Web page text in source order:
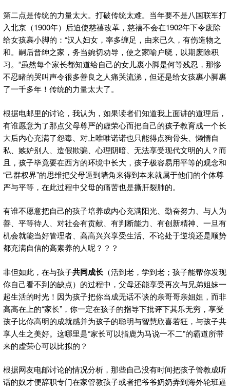
第二点是传统的力量太大。打破传统太难。当年要不是八国联军打
入北京（1900年）后迫使慈禧改革，慈禧不会在1902年下令废除
给女孩裹小脚的：“汉人妇女，率多缠足，由来已久，有伤造物之
和。嗣后晋绅之家，务当婉切劝导，使之家喻户晓，以期废除积
习。”虽然每个家长都知道给自己的女儿裹小脚是何等残忍，那惨
不忍睹的哭叫声令很多善良之人痛哭流涕，但还是给女孩裹小脚裹
了一千多年！传统的力量太大了。
根据电邮里的讨论，我认为，如果读者们知道我上面讲的道理后，
有谁愿意为了那点父母尊严的虚荣心而把自己的孩子教育成一个长
大后内心充满了怨毒、对上唯唯诺诺也只能得点狗骨头、懒惰自
私、嫉妒别人、造假欺骗、心理阴暗、无法享受现代文明的人？而
且，孩子毕竟要在西方的环境中长大，孩子极容易用平等的观念和
“己群权界”的思维把父母逼到墙角来得到本来就属于他们的个体尊
严与平等，在此过程中父母的痛苦也是撕肝裂肺的。
有谁不愿意把自己的孩子培养成内心充满阳光、勤奋努力、与人为
善、平等待人、对社会有贡献、有判断能力、有创新精神、一旦有
机会就能当好管理者、高高兴兴享受生活、不论处于逆境还是顺势
都充满自信的高素养的人呢？？？
非但如此，在与孩子共同成长 （活到老，学到老；孩子能帮你发现
你自己看不到的缺点）的过程中，父母还能享受再次与兄弟姐妹一
起生活的时光！因为孩子把你当成无话不谈的亲哥哥亲姐姐，而非
高高在上的“家长”，你一定在孩子的指导下批评下其乐无穷，享受
孩子比你高明的成就感并为孩子的聪明与智慧欣喜若狂，与孩子共
享人生之美好。这哪里是“家长可以指鹿为马说一不二”的霸道所带
来的虚荣心可以比拟的？
根据网友电邮讨论的情况分析，那些自己没有时间把孩子管教成听
话的奴才便辞职专门在家管教孩子或者把爷爷奶奶弄到海外轮班逼